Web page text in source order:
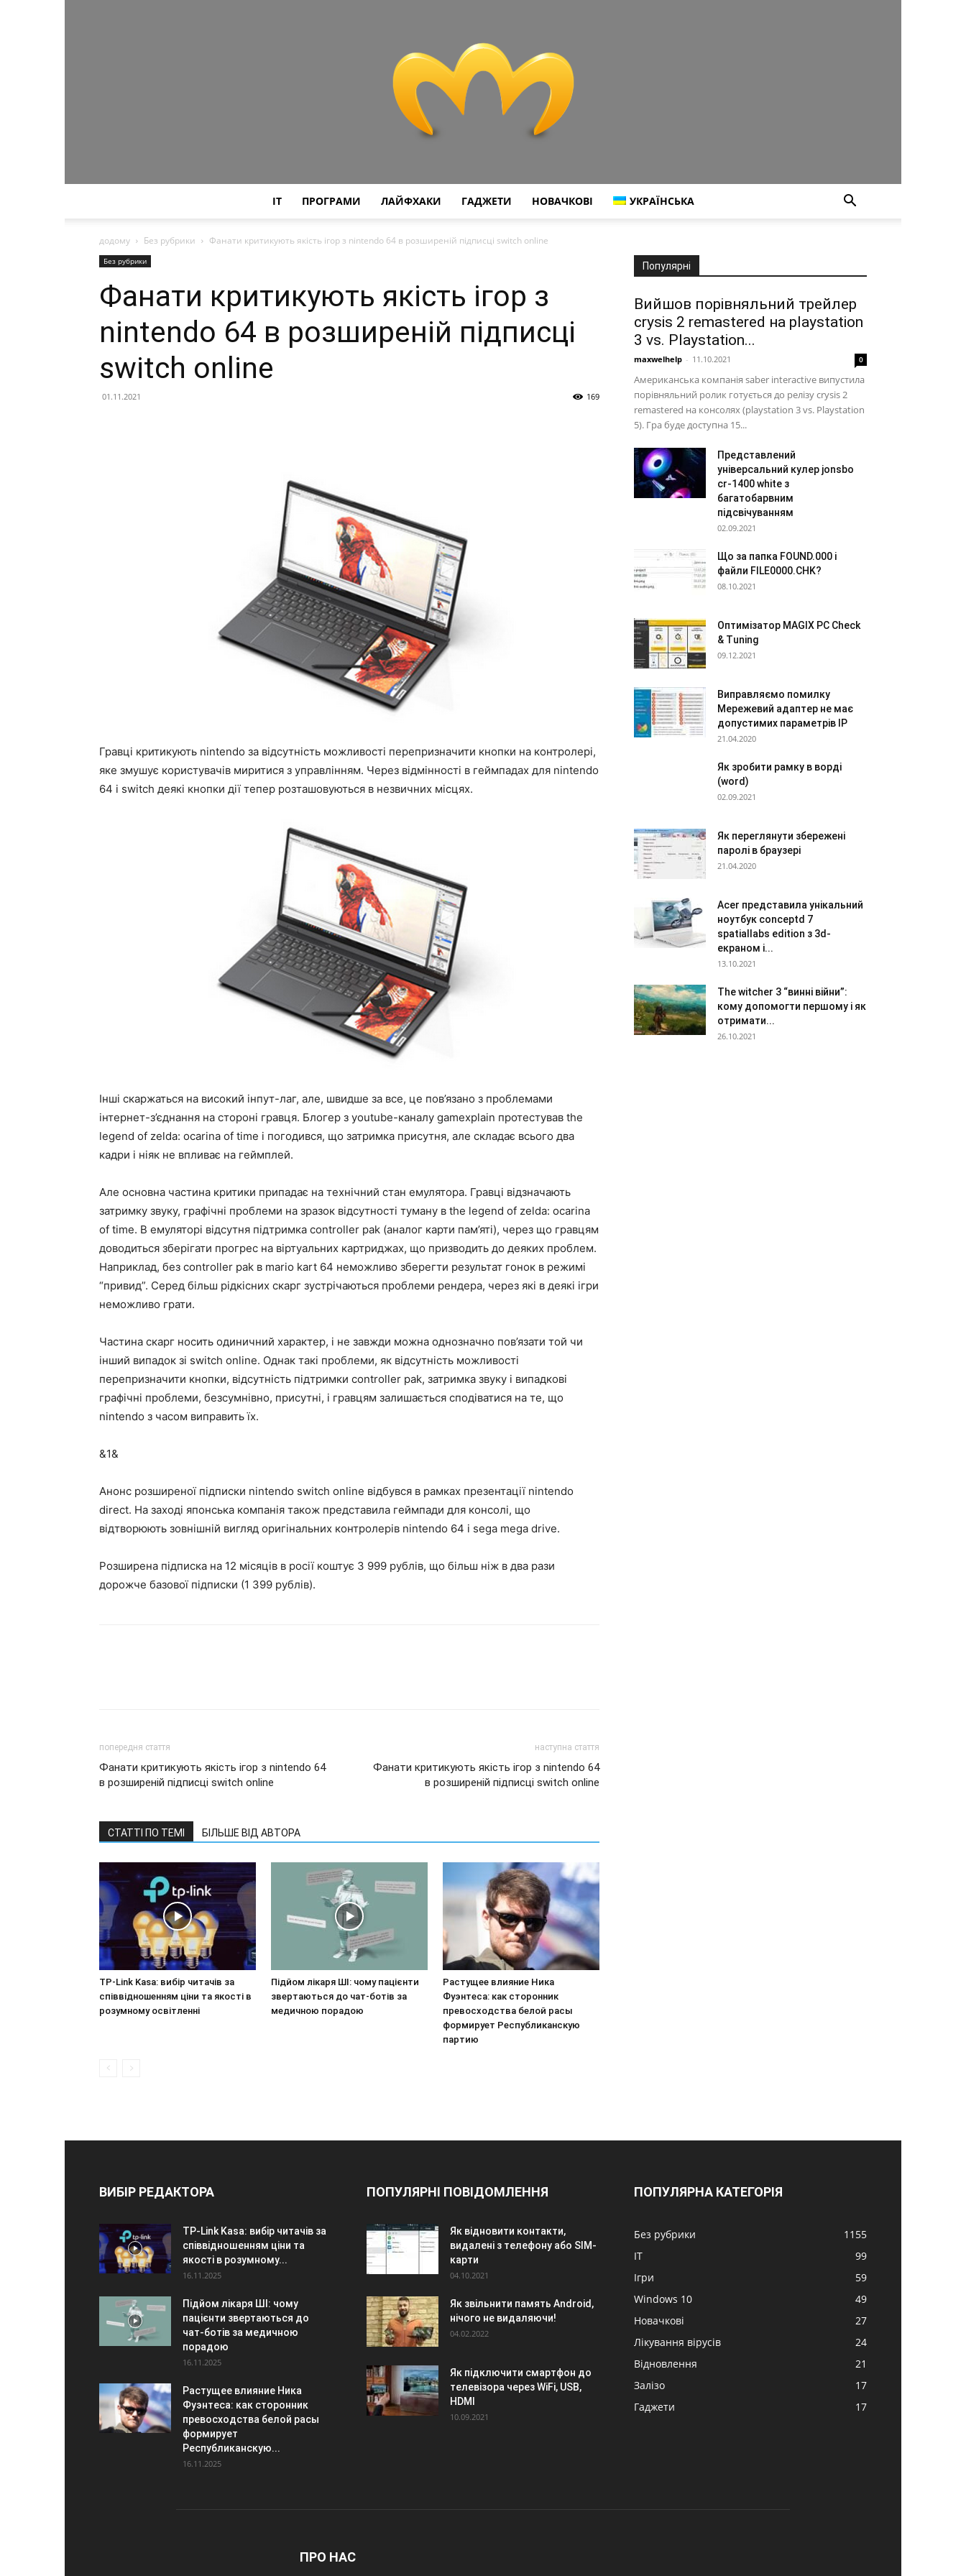
IT ПРОГРАМИ ЛАЙФХАКИ ГАДЖЕТИ НОВАЧКОВІ УКРАЇНСЬКА
додому Без рубрики Фанати критикують якість ігор з nintendo 64 в розширеній підписці switch online
Без рубрики
Фанати критикують якість ігор з
nintendo 64 в розширеній підписці
switch online
01.11.2021 169
Гравці критикують nintendo за відсутність можливості перепризначити кнопки на контролері,
яке змушує користувачів миритися з управлінням. Через відмінності в геймпадах для nintendo
64 і switch деякі кнопки дії тепер розташовуються в незвичних місцях.
Інші скаржаться на високий інпут-лаг, але, швидше за все, це пов’язано з проблемами
інтернет-з’єднання на стороні гравця. Блогер з youtube-каналу gamexplain протестував the
legend of zelda: ocarina of time і погодився, що затримка присутня, але складає всього два
кадри і ніяк не впливає на геймплей.
Але основна частина критики припадає на технічний стан емулятора. Гравці відзначають
затримку звуку, графічні проблеми на зразок відсутності туману в the legend of zelda: ocarina
of time. В емуляторі відсутня підтримка controller pak (аналог карти пам’яті), через що гравцям
доводиться зберігати прогрес на віртуальних картриджах, що призводить до деяких проблем.
Наприклад, без controller pak в mario kart 64 неможливо зберегти результат гонок в режимі
“привид”. Серед більш рідкісних скарг зустрічаються проблеми рендера, через які в деякі ігри
неможливо грати.
Частина скарг носить одиничний характер, і не завжди можна однозначно пов’язати той чи
інший випадок зі switch online. Однак такі проблеми, як відсутність можливості
перепризначити кнопки, відсутність підтримки controller pak, затримка звуку і випадкові
графічні проблеми, безсумнівно, присутні, і гравцям залишається сподіватися на те, що
nintendo з часом виправить їх.
&1&
Анонс розширеної підписки nintendo switch online відбувся в рамках презентації nintendo
direct. На заході японська компанія також представила геймпади для консолі, що
відтворюють зовнішній вигляд оригінальних контролерів nintendo 64 і sega mega drive.
Розширена підписка на 12 місяців в росії коштує 3 999 рублів, що більш ніж в два рази
дорожче базової підписки (1 399 рублів).
попередня стаття
Фанати критикують якість ігор з nintendo 64
в розширеній підписці switch online
наступна стаття
Фанати критикують якість ігор з nintendo 64
в розширеній підписці switch online
СТАТТІ ПО ТЕМІ БІЛЬШЕ ВІД АВТОРА
TP-Link Kasa: вибір читачів за
співвідношенням ціни та якості в
розумному освітленні
Підйом лікаря ШІ: чому пацієнти
звертаються до чат-ботів за
медичною порадою
Растущее влияние Ника
Фуэнтеса: как сторонник
превосходства белой расы
формирует Республиканскую
партию
Популярні
Вийшов порівняльний трейлер
crysis 2 remastered на playstation
3 vs. Playstation...
maxwelhelp - 11.10.2021 0
Американська компанія saber interactive випустила
порівняльний ролик готується до релізу crysis 2
remastered на консолях (playstation 3 vs. Playstation
5). Гра буде доступна 15...
Представлений
універсальний кулер jonsbo
cr-1400 white з
багатобарвним
підсвічуванням
02.09.2021
Що за папка FOUND.000 і
файли FILE0000.CHK?
08.10.2021
Оптимізатор MAGIX PC Check
& Tuning
09.12.2021
Виправляємо помилку
Мережевий адаптер не має
допустимих параметрів IP
21.04.2020
Як зробити рамку в ворді
(word)
02.09.2021
Як переглянути збережені
паролі в браузері
21.04.2020
Acer представила унікальний
ноутбук conceptd 7
spatiallabs edition з 3d-
екраном і...
13.10.2021
The witcher 3 “винні війни”:
кому допомогти першому і як
отримати...
26.10.2021
ВИБІР РЕДАКТОРА
TP-Link Kasa: вибір читачів за
співвідношенням ціни та
якості в розумному...
16.11.2025
Підйом лікаря ШІ: чому
пацієнти звертаються до
чат-ботів за медичною
порадою
16.11.2025
Растущее влияние Ника
Фуэнтеса: как сторонник
превосходства белой расы
формирует
Республиканскую...
16.11.2025
ПОПУЛЯРНІ ПОВІДОМЛЕННЯ
Як відновити контакти,
видалені з телефону або SIM-
карти
04.10.2021
Як звільнити память Android,
нічого не видаляючи!
04.02.2022
Як підключити смартфон до
телевізора через WiFi, USB,
HDMI
10.09.2021
ПОПУЛЯРНА КАТЕГОРІЯ
Без рубрики
1155
IT
99
Ігри
59
Windows 10
49
Новачкові
27
Лікування вірусів
24
Відновлення
21
Залізо
17
Гаджети
17
ПРО НАС